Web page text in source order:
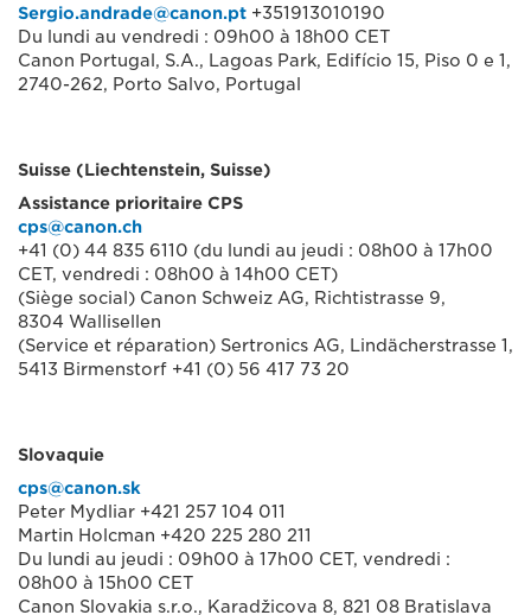
Sergio.andrade@canon.pt +351913010190
Du lundi au vendredi : 09h00 à 18h00 CET
Canon Portugal, S.A., Lagoas Park, Edifício 15, Piso 0 e 1,
2740-262, Porto Salvo, Portugal
Suisse (Liechtenstein, Suisse)
Assistance prioritaire CPS
cps@canon.ch
+41 (0) 44 835 6110 (du lundi au jeudi : 08h00 à 17h00
CET, vendredi : 08h00 à 14h00 CET)
(Siège social) Canon Schweiz AG, Richtistrasse 9,
8304 Wallisellen
(Service et réparation) Sertronics AG, Lindächerstrasse 1,
5413 Birmenstorf +41 (0) 56 417 73 20
Slovaquie
cps@canon.sk
Peter Mydliar +421 257 104 011
Martin Holcman +420 225 280 211
Du lundi au jeudi : 09h00 à 17h00 CET, vendredi :
08h00 à 15h00 CET
Canon Slovakia s.r.o., Karadžicova 8, 821 08 Bratislava